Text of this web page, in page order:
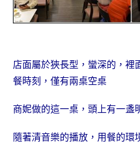
店面屬於狹長型，蠻深的，裡
餐時刻，僅有兩桌空桌
商妮做的這一桌，頭上有一盞
隨著清音樂的播放，用餐的環